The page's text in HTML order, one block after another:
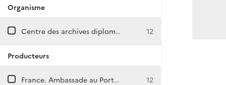
Organisme
Centre des archives diplomatiques de La Courneuve 12
Producteurs
France. Ambassade au Portugal (Lisbonne)
12